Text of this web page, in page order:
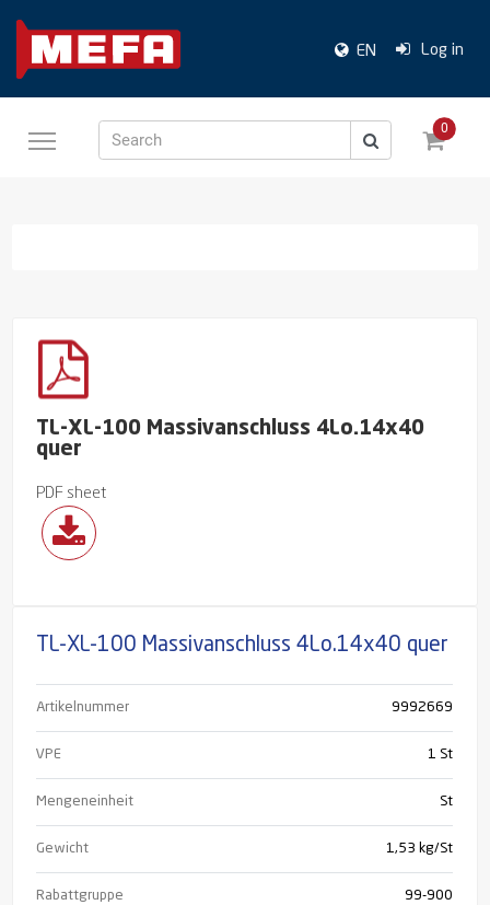
EN Log in
Search
0
TL-XL-100 Massivanschluss 4Lo.14x40
quer
PDF sheet
TL-XL-100 Massivanschluss 4Lo.14x40 quer
Artikelnummer 9992669
VPE 1 St
Mengeneinheit St
Gewicht 1,53 kg/St
Rabattgruppe 99-900